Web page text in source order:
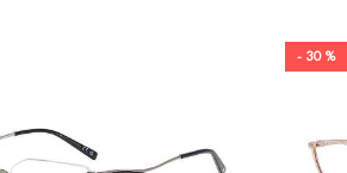
- 30 %